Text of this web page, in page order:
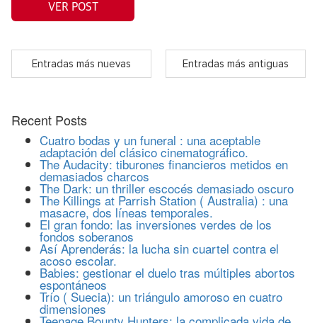
VER POST
Entradas más nuevas Entradas más antiguas
Recent Posts
Cuatro bodas y un funeral : una aceptable
adaptación del clásico cinematográfico.
The Audacity: tiburones financieros metidos en
demasiados charcos
The Dark: un thriller escocés demasiado oscuro
The Killings at Parrish Station ( Australia) : una
masacre, dos líneas temporales.
El gran fondo: las inversiones verdes de los
fondos soberanos
Así Aprenderás: la lucha sin cuartel contra el
acoso escolar.
Babies: gestionar el duelo tras múltiples abortos
espontáneos
Trío ( Suecia): un triángulo amoroso en cuatro
dimensiones